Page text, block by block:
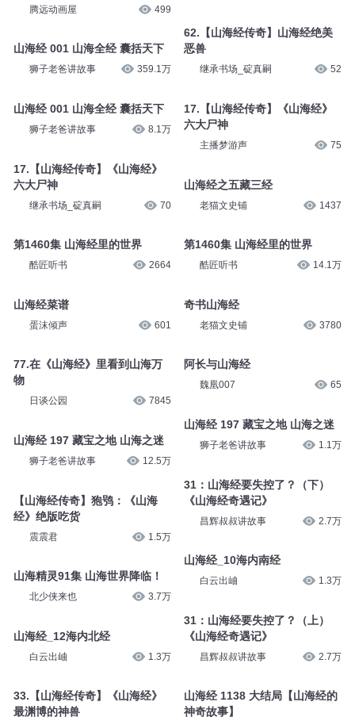
腾远动画屋 499
山海经 001 山海全经 囊括天下
狮子老爸讲故事 359.1万
山海经 001 山海全经 囊括天下
狮子老爸讲故事 8.1万
17.【山海经传奇】《山海经》
六大尸神
继承书场_碇真嗣 70
第1460集 山海经里的世界
酷匠听书 2664
山海经菜谱
蛋沫倾声 601
77.在《山海经》里看到山海万
物
日谈公园 7845
山海经 197 藏宝之地 山海之迷
狮子老爸讲故事 12.5万
【山海经传奇】狍鸮：《山海
经》绝版吃货
震震君 1.5万
山海精灵91集 山海世界降临！
北少侠来也 3.7万
山海经_12海内北经
白云出岫 1.3万
33.【山海经传奇】《山海经》
最渊博的神兽
62.【山海经传奇】山海经绝美
恶兽
继承书场_碇真嗣 52
17.【山海经传奇】《山海经》
六大尸神
主播梦游声 75
山海经之五藏三经
老猫文史铺 1437
第1460集 山海经里的世界
酷匠听书 14.1万
奇书山海经
老猫文史铺 3780
阿长与山海经
魏凰007 65
山海经 197 藏宝之地 山海之迷
狮子老爸讲故事 1.1万
31：山海经要失控了？（下）
《山海经奇遇记》
昌辉叔叔讲故事 2.7万
山海经_10海内南经
白云出岫 1.3万
31：山海经要失控了？（上）
《山海经奇遇记》
昌辉叔叔讲故事 2.7万
山海经 1138 大结局【山海经的
神奇故事】